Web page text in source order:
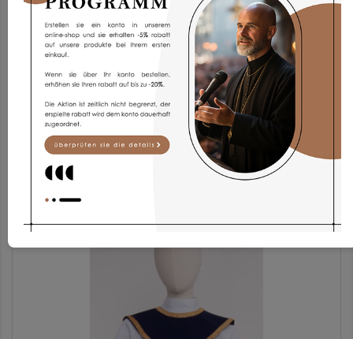
Pelerine PF/sar